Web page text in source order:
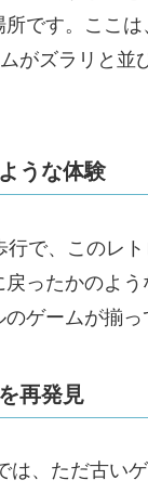
です。ここ
がズラリと並
うな体験
行で、このレ
ったかのよ
ゲームが揃っ
再発見
は、ただ古い